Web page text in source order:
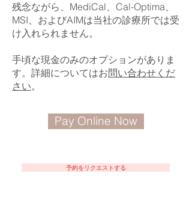
残念ながら、MediCal、Cal-Optima、
MSI、およびAIMは当社の診療所では受
け入れられません。
手頃な現金のみのオプションがありま
す。詳細についてはお問い合わせくだ
さい。
Pay Online Now
予約をリクエストする